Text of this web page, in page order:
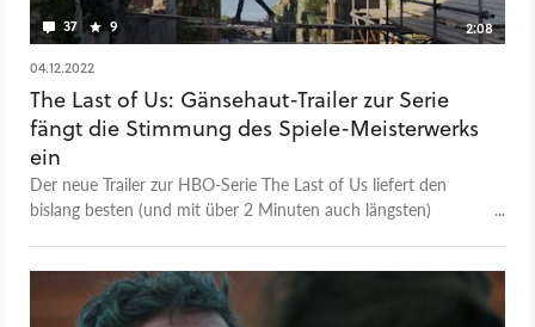
37 9
2:08
04.12.2022
The Last of Us: Gänsehaut-Trailer zur Serie
fängt die Stimmung des Spiele-Meisterwerks
ein
Der neue Trailer zur HBO-Serie The Last of Us liefert den
bislang besten (und mit über 2 Minuten auch längsten)
Figuren und auch Orte aus den Spielen wiedererkennen und
die Stimmung im Trailer bewegt sich erfreulich nah an der